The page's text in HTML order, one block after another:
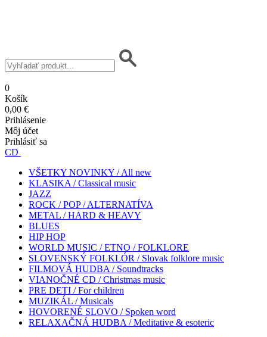
0
Košík
0,00 €
Prihlásenie
Môj účet
Prihlásiť sa
CD
VŠETKY NOVINKY / All new
KLASIKA / Classical music
JAZZ
ROCK / POP / ALTERNATÍVA
METAL / HARD & HEAVY
BLUES
HIP HOP
WORLD MUSIC / ETNO / FOLKLORE
SLOVENSKÝ FOLKLÓR / Slovak folklore music
FILMOVÁ HUDBA / Soundtracks
VIANOČNÉ CD / Christmas music
PRE DETI / For children
MUZIKÁL / Musicals
HOVORENÉ SLOVO / Spoken word
RELAXAČNÁ HUDBA / Meditative & esoteric